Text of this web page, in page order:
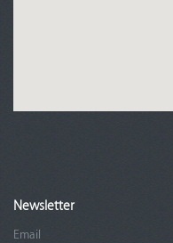
Newsletter
Email